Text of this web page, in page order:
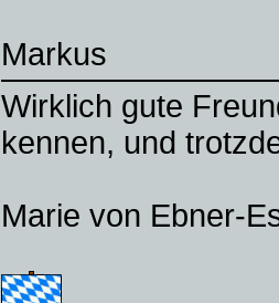
Markus
Wirklich gute
kennen, und
Marie von Ebner-